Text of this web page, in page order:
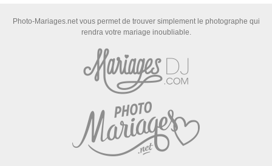
Photo-Mariages.net vous permet de trouver simplement le photographe qui
rendra votre mariage inoubliable.